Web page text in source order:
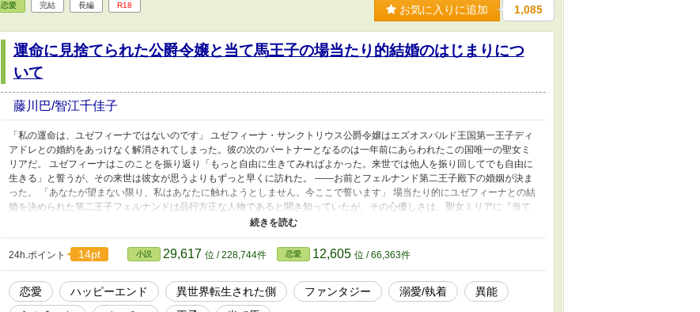
恋愛 完結 長編 R18 お気に入りに追加 1,085
運命に見捨てられた公爵令嬢と当て馬王子の場当たり的結婚のはじまりにつ
いて
藤川巴/智江千佳子
「私の運命は、ユゼフィーナではないのです」 ユゼフィーナ・サンクトリウス公爵令嬢はエズオスパルド王国第一王子ディ
アドレとの婚約をあっけなく解消されてしまった。彼の次のパートナーとなるのは一年前にあらわれたこの国唯一の聖女ミ
リアだ。 ユゼフィーナはこのことを振り返り「もっと自由に生きてみればよかった。来世では他人を振り回してでも自由に
生きる」と誓うが、その来世は彼女が思うよりもずっと早くに訪れた。 ――お前とフェルナンド第二王子殿下の婚姻が決ま
った。 「あなたが望まない限り、私はあなたに触れようとしません。今ここで誓います」 場当たり的にユゼフィーナとの結
婚を決められた第二王子フェルナンドは品行方正な人物であると聞き知っていたが、その心優しさは、聖女ミリアに『当て
馬』と呼ばれてしまうほどのもので――？ 「ぜひ、わたくしに触れていただきたいのです」 「ユゼフィーナ嬢、……誘惑し
ないでください」 これは転生された側の脇役が場当たり的結婚の末に行きつく運命のはじまりについての物語。 「ユゼフィ
ーナ、僕はあなたが好きだ。あなたが側にいるなら、この世の全てを捧げてもいい。あなたを愛している。今後誰があなた
の運命を名乗ろうが、僕には関係ない。残念ながら僕はもう手に入れたものを手放す気がないし、あなた以外にはまったく
24h.ポイント 14pt 小説 29,617 位 / 228,744件 恋愛 12,605 位 / 66,363件
恋愛 ハッピーエンド 異世界転生された側 ファンタジー 溺愛/執着
異能